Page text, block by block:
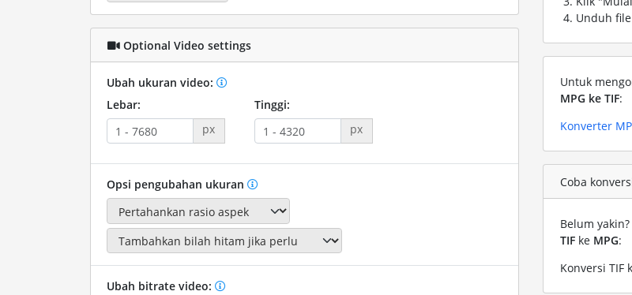
Optional Video settings
Ubah ukuran video:
Lebar:
px
Tinggi:
px
Opsi pengubahan ukuran
Ubah bitrate video:
Unduh file
Untuk
MPG ke TIF:
Konverter
Coba
Belum
TIF ke MPG:
Konversi TIF